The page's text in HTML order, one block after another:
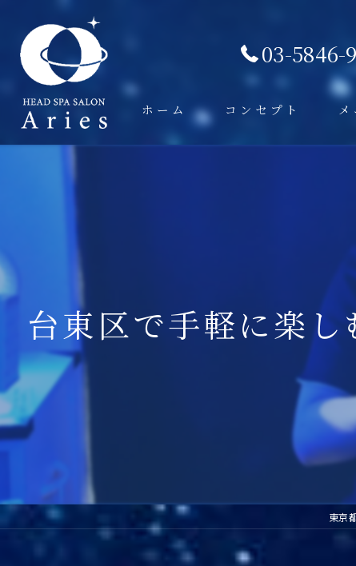
03-5846-
ホーム コンセプト
台東区で手軽に楽
東京